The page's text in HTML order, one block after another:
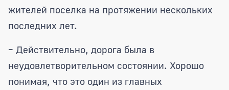
жителей поселка на протяжении нескольких
последних лет.
– Действительно, дорога была в
неудовлетворительном состоянии. Хорошо
понимая, что это один из главных